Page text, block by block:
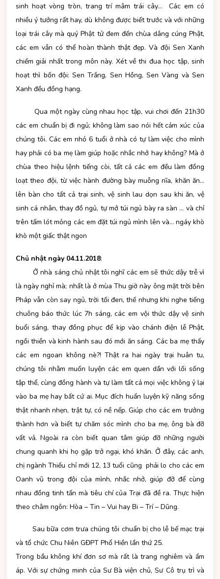
sinh hoạt vòng tròn, trang trí mâm trái cây… Các em có
nhiều ý tưởng rất hay, dù không được biết trước và với những
loại trái cây mà quý Phật tử đem đến chùa dâng cúng Phật,
các em vẫn có thể hoàn thành thật đẹp. Và đội Sen Xanh
chiếm giải nhất trong môn này. Xét về thi đua học tập, sinh
hoạt thì bốn đội: Sen Trắng, Sen Hồng, Sen Vàng và Sen
Xanh đều đồng hạng.
Qua một ngày cùng nhau học tập, vui chơi đến 21h30
các em chuẩn bị đi ngủ; không làm sao nói hết cảm xúc của
chúng tôi. Các em nhỏ 6 tuổi ở nhà có tự làm việc cho mình
hay phải có ba mẹ làm giúp hoặc nhắc nhở hay không? Mà ở
chùa theo hiệu lệnh tiếng còi, tất cả các em đều làm đồng
loạt theo đội, từ việc hành đường bày muỗng nĩa, khăn ăn…
lên bàn cho tất cả trại sinh, vệ sinh lau dọn sau khi ăn, vệ
sinh cá nhân, thay đồ ngủ, tự mở túi ngủ bày ra sàn … và chỉ
trên tấm lót mỏng các em đặt túi ngủ mình lên và… ngáy khò
khò một giấc thật ngon
Chủ nhật ngày 04.11.2018:
Ở nhà sáng chủ nhật tôi nghĩ các em sẽ thức dậy trễ vì
là ngày nghỉ mà; nhất là ở mùa Thu giờ này ông mặt trời bên
Pháp vẫn còn say ngủ, trời tối đen, thế nhưng khi nghe tiếng
chuông báo thức lúc 7h sáng, các em vội thức dậy vệ sinh
buổi sáng, thay đồng phục để kịp vào chánh điện lễ Phật,
ngồi thiền và kinh hành sau đó mới ăn sáng. Các ba mẹ thấy
các em ngoan không nè?! Thật ra hai ngày trại huân tu,
chúng tôi nhằm muốn luyện các em quen dần với lối sống
tập thể, cùng đồng hành và tự làm tất cả mọi việc không ỷ lại
vào ba mẹ hay bất cứ ai. Mục đích huấn luyện kỹ năng sống
thật nhanh nhẹn, trật tự, có nề nếp. Giúp cho các em trưởng
thành hơn và biết tự chăm sóc mình cho ba mẹ, ông bà đỡ
vất vả. Ngoài ra còn biết quan tâm giúp đỡ những người
chung quanh khi họ gặp trở ngại, khó khăn. Ở đây, các anh,
chị ngành Thiếu chỉ mới 12, 13 tuổi cũng phải lo cho các em
Oanh vũ trong đội của mình, nhắc nhở, giúp đỡ để cùng
nhau đồng tinh tấn mà tiêu chí của Trại đã đề ra. Thực hiện
theo châm ngôn: Hòa – Tin – Vui hay Bi – Trí – Dũng.
Sau bữa cơm trưa chúng tôi chuẩn bị cho lễ bế mạc trại
và tổ chức Chu Niên GĐPT Phổ Hiền lần thứ 25.
Trong bầu không khí đơn sơ mà rất là trang nghiêm và ấm
áp. Với sự chứng minh của Sư Bà viện chủ, Sư Cô trụ trì và